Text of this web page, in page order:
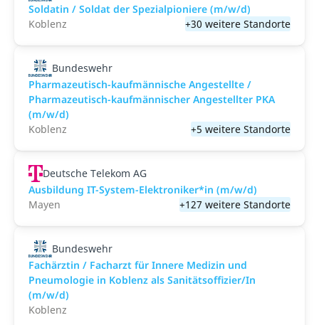
Soldatin / Soldat der Spezialpioniere (m/w/d)
Koblenz
+30 weitere Standorte
Bundeswehr
Pharmazeutisch-kaufmännische Angestellte /
Pharmazeutisch-kaufmännischer Angestellter PKA
(m/w/d)
Koblenz
+5 weitere Standorte
Deutsche Telekom AG
Ausbildung IT-System-Elektroniker*in (m/w/d)
Mayen
+127 weitere Standorte
Bundeswehr
Fachärztin / Facharzt für Innere Medizin und
Pneumologie in Koblenz als Sanitätsoffizier/In
(m/w/d)
Koblenz